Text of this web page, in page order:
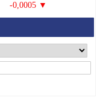
-0,0005 ▼